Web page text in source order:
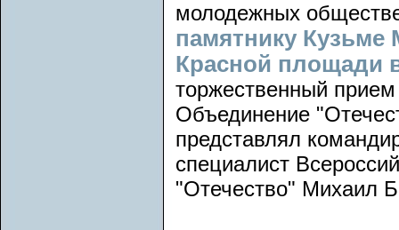
молодежных
памятнику
Красной площади
торжественный
Объединение
представлял
специалист
"Отечество" Михаил